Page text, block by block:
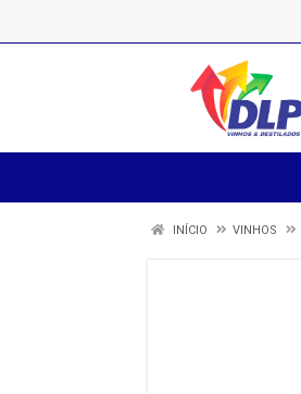
INÍCIO VINHOS